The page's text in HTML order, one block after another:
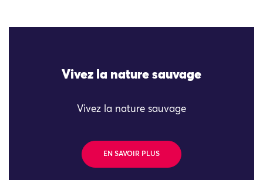
Vivez la nature sauvage
Vivez la nature sauvage
EN SAVOIR PLUS